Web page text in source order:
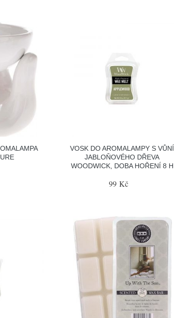
VOSK DO AROMALAMPY S VŮNÍ
JABLOŇOVÉHO DŘEVA
WOODWICK, DOBA HOŘENÍ 8 H
99 Kč